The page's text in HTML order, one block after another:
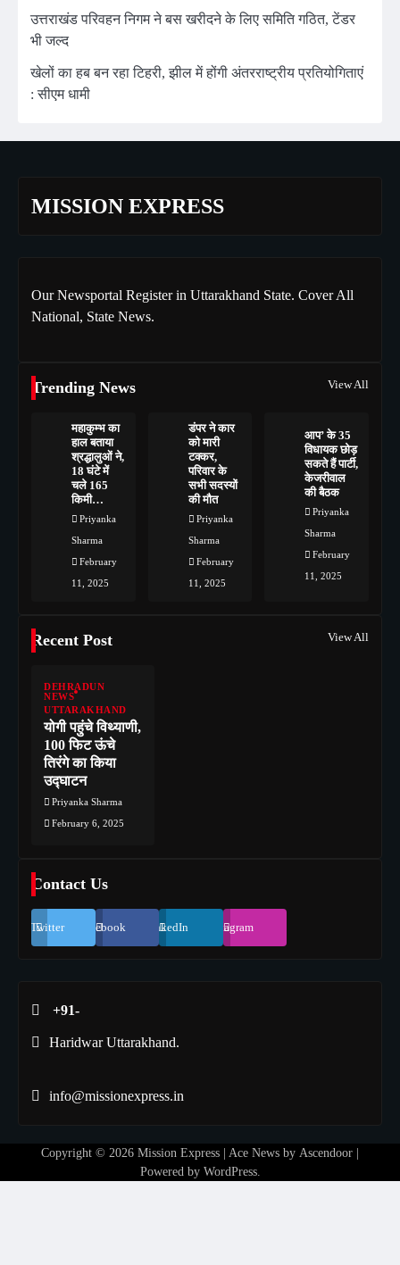
उत्तराखंड परिवहन निगम ने बस खरीदने के लिए समिति गठित, टेंडर
भी जल्द
खेलों का हब बन रहा टिहरी, झील में होंगी अंतरराष्ट्रीय प्रतियोगिताएं
: सीएम धामी
MISSION EXPRESS
Our Newsportal Register in Uttarakhand State. Cover All
National, State News.
Trending News View All
महाकुम्भ का
हाल बताया
श्रद्धालुओं ने,
18 घंटे में
चले 165
किमी…
Priyanka
Sharma
February
11, 2025
डंपर ने कार
को मारी
टक्कर,
परिवार के
सभी सदस्यों
की मौत
Priyanka
Sharma
February
11, 2025
आप’ के 35
विधायक छोड़
सकते हैं पार्टी,
केजरीवाल
की बैठक
Priyanka
Sharma
February
11, 2025
Recent Post View All
DEHRADUN
NEWS
UTTARAKHAND
योगी पहुंचे विथ्याणी,
100 फिट ऊंचे
तिरंगे का किया
उद्घाटन
Priyanka Sharma
February 6, 2025
Contact Us
Twitter Facebook LinkedIn Instagram
+91-
Haridwar Uttarakhand.
info@missionexpress.in
Copyright © 2026 Mission Express | Ace News by Ascendoor |
Powered by WordPress.